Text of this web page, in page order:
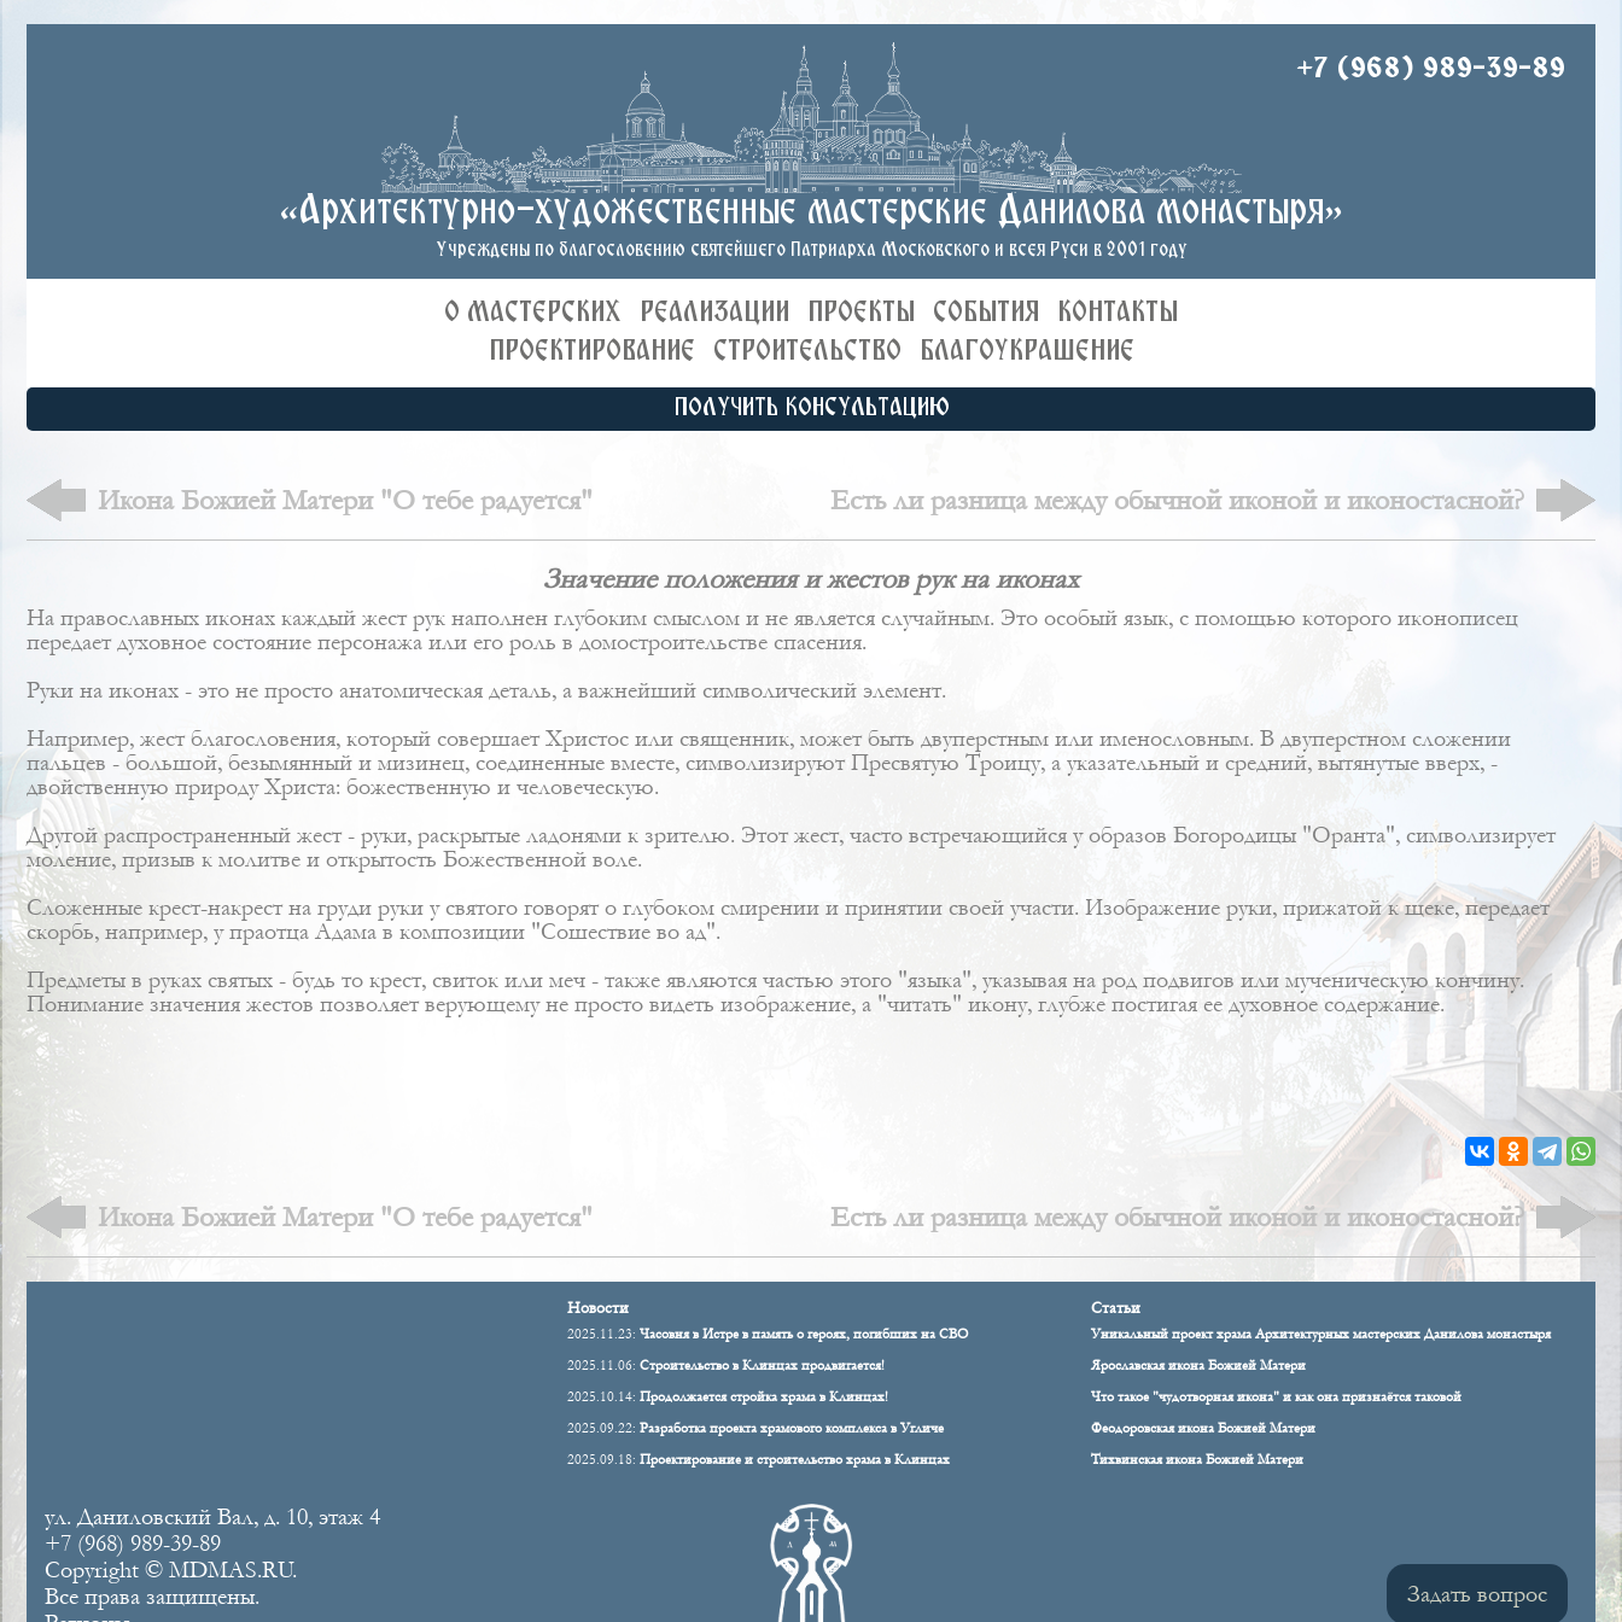
Задать вопрос
+7 (968) 989-39-89
«Архитектурно-художественные мастерские Данилова монастыря»
Учреждены по благословению святейшего Патриарха Московского и всея Руси в 2001 году
О МАСТЕРСКИХ РЕАЛИЗАЦИИ ПРОЕКТЫ СОБЫТИЯ
КОНТАКТЫ
ПРОЕКТИРОВАНИЕ
СТРОИТЕЛЬСТВО БЛАГОУКРАШЕНИЕ
ПОЛУЧИТЬ КОНСУЛЬТАЦИЮ
Икона Божией Матери "О тебе радуется" Есть ли разница между обычной иконой и иконостасной?
Значение положения и жестов рук на иконах
На православных иконах каждый жест рук наполнен глубоким смыслом и не является случайным. Это особый язык, с помощью которого иконописец
передает духовное состояние персонажа или его роль в домостроительстве спасения.
Руки на иконах - это не просто анатомическая деталь, а важнейший символический элемент.
Например, жест благословения, который совершает Христос или священник, может быть двуперстным или именословным. В двуперстном сложении
пальцев - большой, безымянный и мизинец, соединенные вместе, символизируют Пресвятую Троицу, а указательный и средний, вытянутые вверх, -
двойственную природу Христа: божественную и человеческую.
Другой распространенный жест - руки, раскрытые ладонями к зрителю. Этот жест, часто встречающийся у образов Богородицы "Оранта", символизирует
моление, призыв к молитве и открытость Божественной воле.
Сложенные крест-накрест на груди руки у святого говорят о глубоком смирении и принятии своей участи. Изображение руки, прижатой к щеке, передает
скорбь, например, у праотца Адама в композиции "Сошествие во ад".
Предметы в руках святых - будь то крест, свиток или меч - также являются частью этого "языка", указывая на род подвигов или мученическую кончину.
Понимание значения жестов позволяет верующему не просто видеть изображение, а "читать" икону, глубже постигая ее духовное содержание.
Икона Божией Матери "О тебе радуется" Есть ли разница между обычной иконой и иконостасной?
Новости
2025.11.23:Часовня в Истре в память о героях, погибших на СВО
2025.11.06:Строительство в Клинцах продвигается!
2025.10.14:Продолжается стройка храма в Клинцах!
2025.09.22:Разработка проекта храмового комплекса в Угличе
2025.09.18:Проектирование и строительство храма в Клинцах
Статьи
Уникальный проект храма Архитектурных мастерских Данилова монастыря
Ярославская икона Божией Матери
Что такое "чудотворная икона" и как она признаётся таковой
Феодоровская икона Божией Матери
Тихвинская икона Божией Матери
ул. Даниловский Вал, д. 10, этаж 4
+7 (968) 989-39-89
Copyright © MDMAS.RU.
Все права защищены.